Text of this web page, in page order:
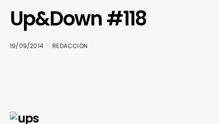
Up&Down #118
19/09/2014 REDACCIÓN